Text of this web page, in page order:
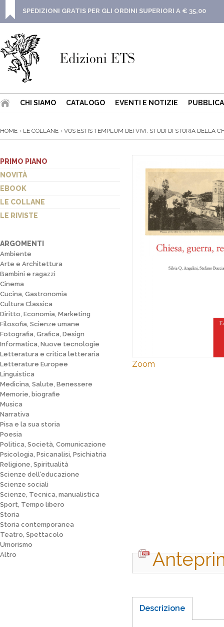
SPEDIZIONI GRATIS PER GLI ORDINI SUPERIORI A € 35,00
CHI SIAMO CATALOGO EVENTI E NOTIZIE
HOME LE COLLANE VOS ESTIS TEMPLUM DEI VIVI. STUDI DI STORIA DELLA
PRIMO PIANO
NOVITÀ
EBOOK
LE COLLANE
LE RIVISTE
ARGOMENTI
Ambiente
Arte e Architettura
Bambini e ragazzi
Cinema
Cucina, Gastronomia
Cultura Classica
Diritto, Economia, Marketing
Filosofia, Scienze umane
Fotografia, Grafica, Design
Informatica, Nuove tecnologie
Letteratura e critica letteraria
Letterature Europee
Linguistica
Medicina, Salute, Benessere
Memorie, biografie
Musica
Narrativa
Pisa e la sua storia
Poesia
Politica, Società, Comunicazione
Psicologia, Psicanalisi, Psichiatria
Religione, Spiritualità
Scienze dell'educazione
Scienze sociali
Scienze, Tecnica, manualistica
Sport, Tempo libero
Storia
Storia contemporanea
Teatro, Spettacolo
Umorismo
Altro
Zoom
Descrizione